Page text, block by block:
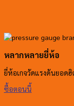
หลากหลายยี่ห้อ
ยี่ห้อเกจวัดแรงดันยอด
ซื้อตอนนี้